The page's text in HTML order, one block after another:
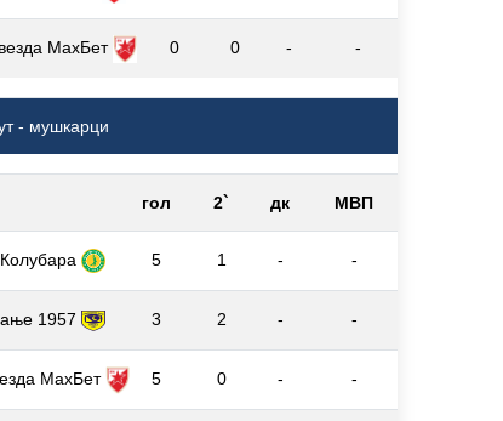
МаxБет 0 0 - -
- мушкарци
гол 2` дк МВП
Колубара 5 1 - -
1957 3 2 - -
МаxБет 5 0 - -